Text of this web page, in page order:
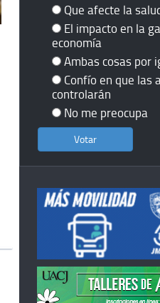
Que afecte la
El impacto en la
economía
Ambas cosas por
Confío en que las
controlarán
No me preocupa